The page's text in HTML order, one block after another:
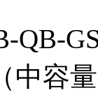
QB-
中容